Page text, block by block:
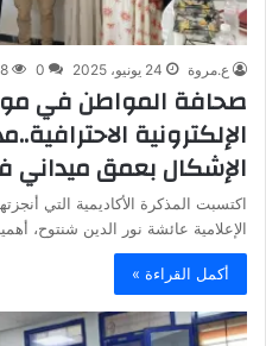
ع.مروة 24 يونيو، 2025 0
صحافة المواطن في
الإلكترونية
الإشكال بعمق ميداني
اكتسبت المذكرة الأكاديمية التي
الإعلامية عائشة نور الدين شنتوح،
أكمل القراءة »